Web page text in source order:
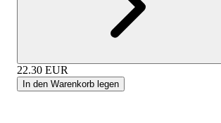
22.30 EUR
In den Warenkorb legen